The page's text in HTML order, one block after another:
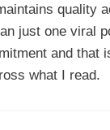
quality
just one viral
and that
what I read.